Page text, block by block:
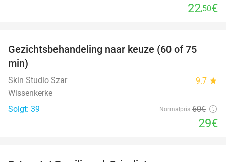
22,50€
52%
Gezichtsbehandeling naar keuze (60 of 75
min)
Skin Studio Szar 9.7 star
Wissenkerke
Solgt: 39
Normalpris 60€
29€